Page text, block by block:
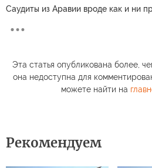
Саудиты из Аравии вроде как и ни
Эта статья опубликована более,
она недоступна для
можете найти на
Рекомендуем